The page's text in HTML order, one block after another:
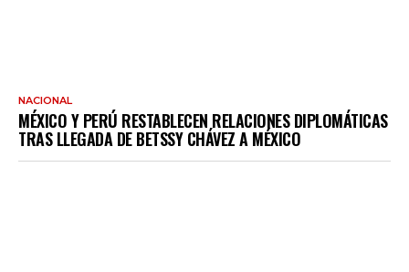
NACIONAL
MÉXICO Y PERÚ RESTABLECEN RELACIONES DIPLOMÁTICAS
TRAS LLEGADA DE BETSSY CHÁVEZ A MÉXICO